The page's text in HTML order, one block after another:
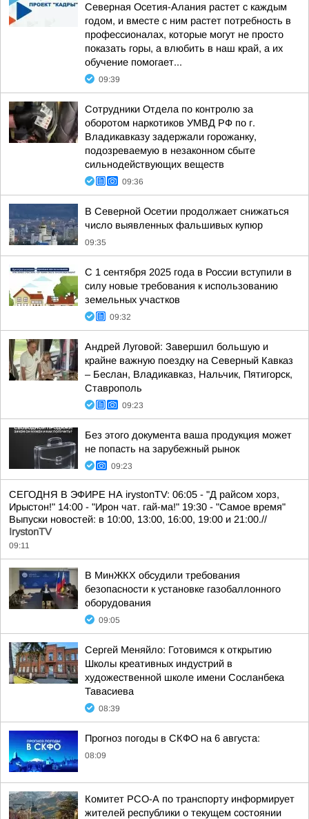
Северная Осетия-Алания растет с каждым
годом, и вместе с ним растет потребность в
профессионалах, которые могут не просто
показать горы, а влюбить в наш край, а их
обучение помогает...
09:39
Сотрудники Отдела по контролю за
оборотом наркотиков УМВД РФ по г.
Владикавказу задержали горожанку,
подозреваемую в незаконном сбыте
сильнодействующих веществ
09:36
В Северной Осетии продолжает снижаться
число выявленных фальшивых купюр
09:35
С 1 сентября 2025 года в России вступили в
силу новые требования к использованию
земельных участков
09:32
Андрей Луговой: Завершил большую и
крайне важную поездку на Северный Кавказ
– Беслан, Владикавказ, Нальчик, Пятигорск,
Ставрополь
09:23
Без этого документа ваша продукция может
не попасть на зарубежный рынок
09:23
СЕГОДНЯ В ЭФИРЕ НА irystonTV: 06:05 - "Д райсом хорз,
Ирыстон!" 14:00 - "Ирон чат. гай-ма!" 19:30 - "Самое время"
Выпуски новостей: в 10:00, 13:00, 16:00, 19:00 и 21:00.//
IrystonTV
09:11
В МинЖКХ обсудили требования
безопасности к установке газобаллонного
оборудования
09:05
Сергей Меняйло: Готовимся к открытию
Школы креативных индустрий в
художественной школе имени Сосланбека
Тавасиева
08:39
Прогноз погоды в СКФО на 6 августа:
08:09
Комитет РСО-А по транспорту информирует
жителей республики о текущем состоянии